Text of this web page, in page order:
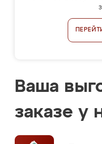
Ваша
заказе у